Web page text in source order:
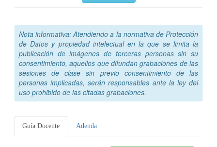
Nota informativa: Atendiendo a la normativa de Protección
de Datos y propiedad intelectual en la que se limita la
publicación de imágenes de terceras personas sin su
consentimiento, aquellos que difundan grabaciones de las
sesiones de clase sin previo consentimiento de las
personas implicadas, serán responsables ante la ley del
uso prohibido de las citadas grabaciones.
Guía Docente Adenda